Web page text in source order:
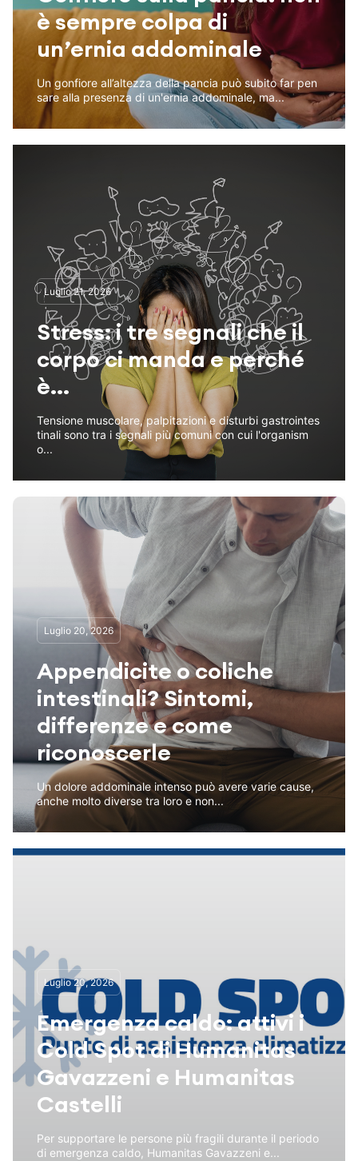
è sempre colpa di
un’ernia addominale
Un gonfiore all’altezza della pancia può subito far pen
sare alla presenza di un'ernia addominale, ma...
Luglio 21, 2026
Stress: i tre segnali che il
corpo ci manda e perché
è...
Tensione muscolare, palpitazioni e disturbi gastrointes
tinali sono tra i segnali più comuni con cui l'organism
o...
Luglio 20, 2026
Appendicite o coliche
intestinali? Sintomi,
differenze e come
riconoscerle
Un dolore addominale intenso può avere varie cause,
anche molto diverse tra loro e non...
Luglio 20, 2026
Emergenza caldo: attivi i
Cold Spot di Humanitas
Gavazzeni e Humanitas
Castelli
Per supportare le persone più fragili durante il periodo
di emergenza caldo, Humanitas Gavazzeni e...